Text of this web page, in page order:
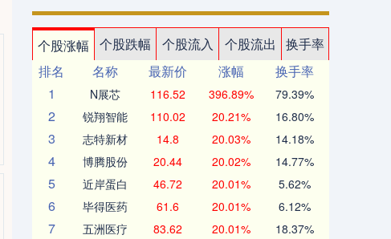
个股涨幅 个股跌幅 个股流入 个股流出
换手率
排名
名称 最新价 涨幅
换手率
1
N展芯 116.52 396.89% 79.39%
2 锐翔智能 110.02 20.21% 16.80%
3 志特新材 14.8 20.03% 14.18%
4 博腾股份 20.44 20.02% 14.77%
5 近岸蛋白 46.72 20.01% 5.62%
6 毕得医药 61.6 20.01% 6.12%
7 五洲医疗 83.62 20.01% 18.37%